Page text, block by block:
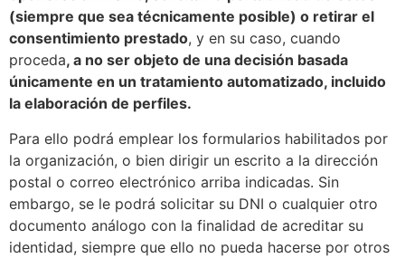
(siempre que sea técnicamente posible) o retirar el
consentimiento prestado, y en su caso, cuando
proceda, a no ser objeto de una decisión basada
únicamente en un tratamiento automatizado, incluido
la elaboración de perfiles.
Para ello podrá emplear los formularios habilitados por
la organización, o bien dirigir un escrito a la dirección
postal o correo electrónico arriba indicadas. Sin
embargo, se le podrá solicitar su DNI o cualquier otro
documento análogo con la finalidad de acreditar su
identidad, siempre que ello no pueda hacerse por otros